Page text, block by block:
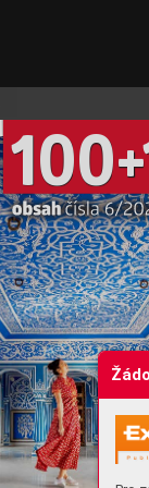
obsah čísla 6/
100+